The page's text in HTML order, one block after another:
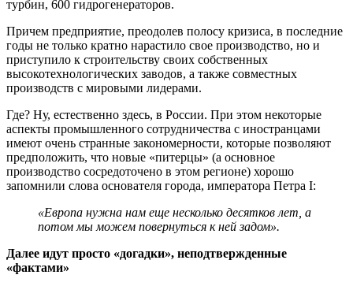
турбин, 600 гидрогенераторов.
Причем предприятие, преодолев полосу кризиса, в последние
годы не только кратно нарастило свое производство, но и
приступило к строительству своих собственных
высокотехнологических заводов, а также совместных
производств с мировыми лидерами.
Где? Ну, естественно здесь, в России. При этом некоторые
аспекты промышленного сотрудничества с иностранцами
имеют очень странные закономерности, которые позволяют
предположить, что новые «питерцы» (а основное
производство сосредоточено в этом регионе) хорошо
запомнили слова основателя города, императора Петра I:
«Европа нужна нам еще несколько десятков лет, а
потом мы можем повернуться к ней задом».
Далее идут просто «догадки», неподтвержденные
«фактами»